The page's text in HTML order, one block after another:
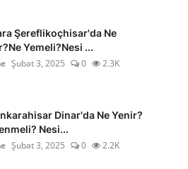
Şereflikoçhisar'da Ne
Yemeli?Nesi ...
Şubat 3, 2025 0 2.3K
Dinar'da Ne Yenir?
Nesi...
Şubat 3, 2025 0 2.2K